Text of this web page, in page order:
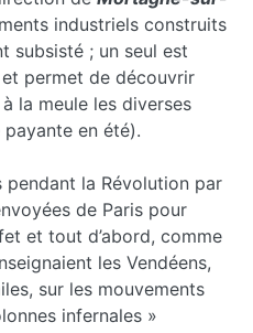
industriels construits
subsisté ; un seul est
permet de découvrir
la meule les diverses
en été).
pendant la Révolution par
de Paris pour
et tout d’abord, comme
les Vendéens,
sur les mouvements
infernales »